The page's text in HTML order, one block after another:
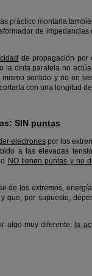
práctico montarla
de
de propagación por
la cinta paralela no
sentido y no en
con una longitud
SIN puntas
electrones por los
a las elevadas
NO tienen puntas y no
de los extremos,
que, por supuesto,
algo muy diferente: la